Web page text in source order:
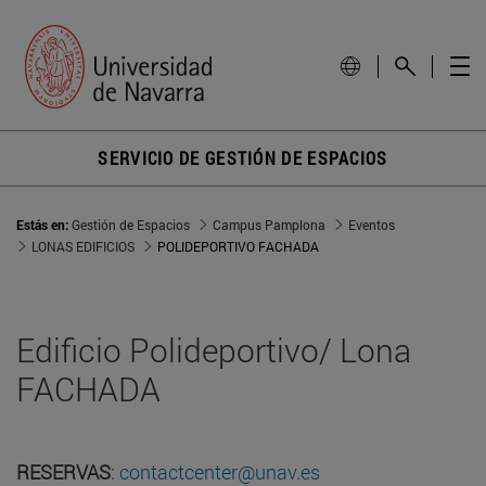
SERVICIO DE GESTIÓN DE ESPACIOS
Estás en:Gestión de Espacios Campus Pamplona
Eventos
LONAS EDIFICIOS
POLIDEPORTIVO FACHADA
Edificio Polideportivo/ Lona
FACHADA
RESERVAS: contactcenter@unav.es